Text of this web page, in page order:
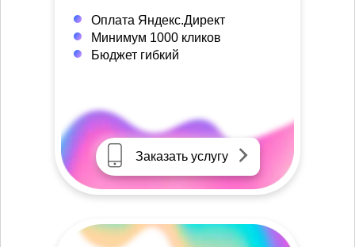
Оплата Яндекс.Директ
Минимум 1000 кликов
Бюджет гибкий
Заказать услугу